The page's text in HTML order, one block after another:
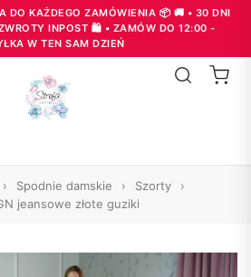
DO KAŻDEGO ZAMÓWIENIA 📦 🚚 • 30 DNI
INPOST 🛍️ • ZAMÓW DO 12:00 -
W TEN SAM DZIEŃ
› Spodnie damskie › Szorty
›
jeansowe złote guziki